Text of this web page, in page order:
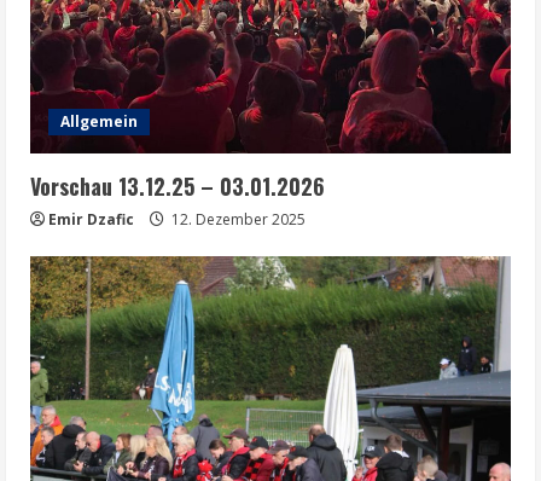
Allgemein
Vorschau 13.12.25 – 03.01.2026
Emir Dzafic 12. Dezember 2025